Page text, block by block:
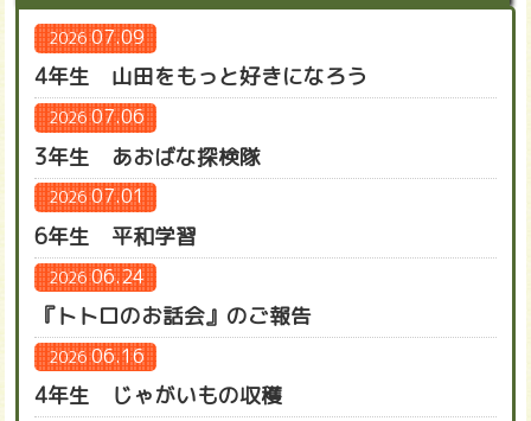
2026 07.09
4年生 山田をもっと好きになろう
2026 07.06
3年生 あおばな探検隊
2026 07.01
6年生 平和学習
2026 06.24
『トトロのお話会』のご報告
2026 06.16
4年生 じゃがいもの収穫